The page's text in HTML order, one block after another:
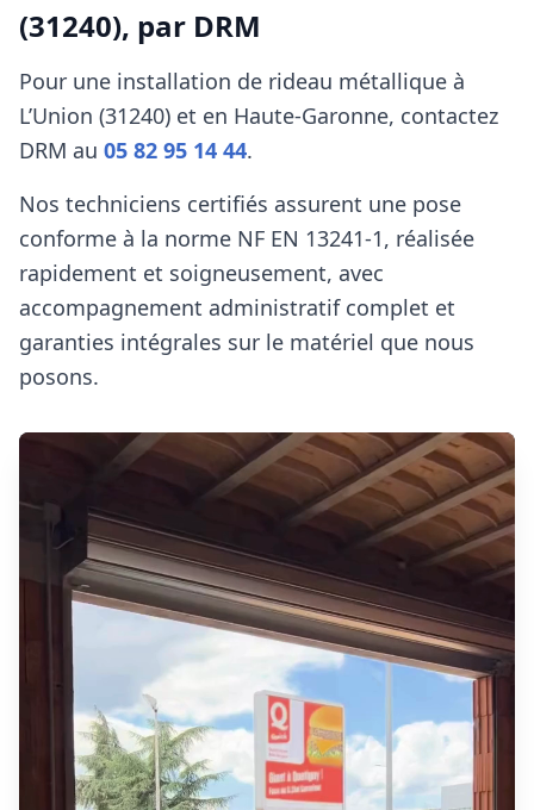
(31240), par DRM
Pour une installation de rideau métallique à
L’Union (31240) et en Haute-Garonne, contactez
DRM au 05 82 95 14 44.
Nos techniciens certifiés assurent une pose
conforme à la norme NF EN 13241‑1, réalisée
rapidement et soigneusement, avec
accompagnement administratif complet et
garanties intégrales sur le matériel que nous
posons.